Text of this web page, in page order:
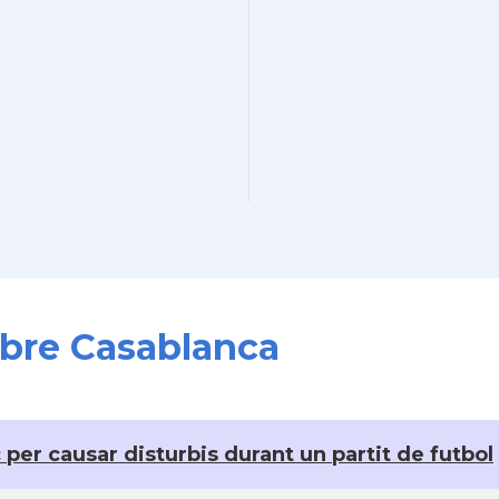
Casablanca
causar disturbis durant un partit de futbol